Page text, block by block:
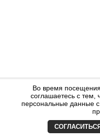
Во время
соглашаетесь с
персональные данные
СОГЛАСИТЬСЯ